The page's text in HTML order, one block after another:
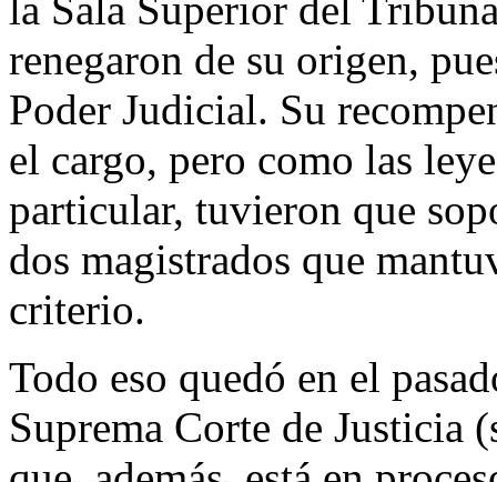
la Sala Superior del
renegaron de su origen,
Poder Judicial. Su
el cargo, pero como las
particular, tuvieron que
dos magistrados que
criterio.
Todo eso quedó en el
Suprema Corte de Justicia